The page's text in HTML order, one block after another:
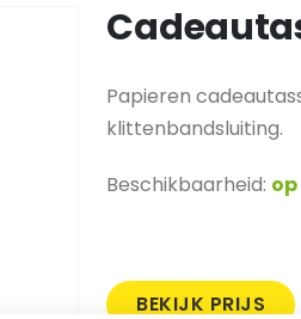
Papieren
klittenbandsluiting.
Beschikbaarheid:
BEKIJK PRIJS